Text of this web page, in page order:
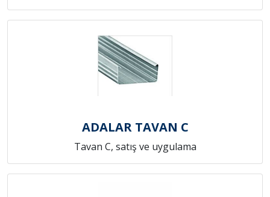
ADALAR TAVAN C
Tavan C, satış ve uygulama